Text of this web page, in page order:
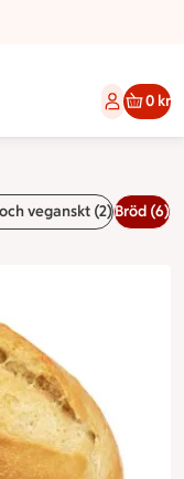
Edsbyn
0 kr
veganskt (2)Bröd (6)